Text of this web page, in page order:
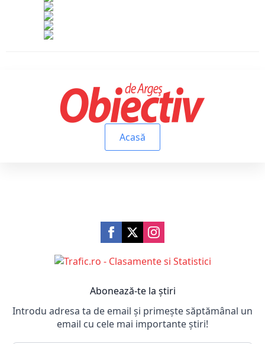
Acasă
Abonează-te la știri
Introdu adresa ta de email și primește săptămânal un
email cu cele mai importante știri!